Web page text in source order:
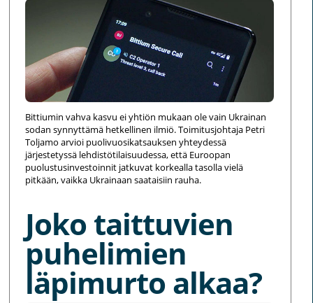
Bittiumin vahva kasvu ei yhtiön mukaan ole vain Ukrainan
sodan synnyttämä hetkellinen ilmiö. Toimitusjohtaja Petri
Toljamo arvioi puolivuosikatsauksen yhteydessä
järjestetyssä lehdistötilaisuudessa, että Euroopan
puolustusinvestoinnit jatkuvat korkealla tasolla vielä
pitkään, vaikka Ukrainaan saataisiin rauha.
Joko taittuvien
puhelimien
läpimurto alkaa?